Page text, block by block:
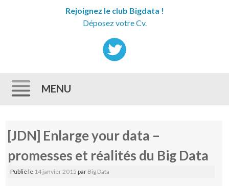
Rejoignez le club Bigdata !
Déposez votre Cv.
MENU
[JDN] Enlarge your data –
promesses et réalités du Big Data
Publié le 14 janvier 2015 par Big Data